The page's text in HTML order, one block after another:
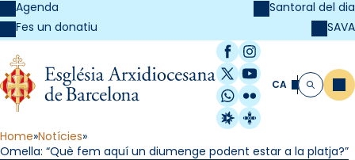
Agenda
Fes un donatiu
Santoral del dia
SAVA
Facebook
Instagram
X / Twitter
YouTube
WhatsApp
Flickr
Radio Estel
Catalunya
CA Cerca
Home Notícies
Omella: “Què fem aquí un diumenge podent estar a la platja?”